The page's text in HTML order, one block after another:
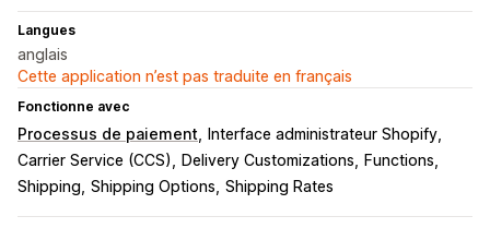
Langues
anglais
Cette application n’est pas traduite en français
Fonctionne avec
Processus de paiement
Interface administrateur Shopify
Carrier Service (CCS)
Delivery Customizations
Functions
Shipping Shipping Options Shipping Rates